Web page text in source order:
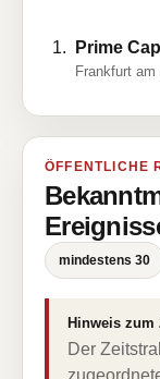
Prime
Frankfurt am
ÖFFENTLICHE
mindestens 30
Hinweis zum
Der